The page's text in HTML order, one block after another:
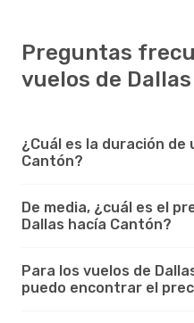
Preguntas
vuelos de
¿Cuál es la duración de
Cantón?
De media, ¿cuál es el
Dallas hacía Cantón?
Para los vuelos de
puedo encontrar el